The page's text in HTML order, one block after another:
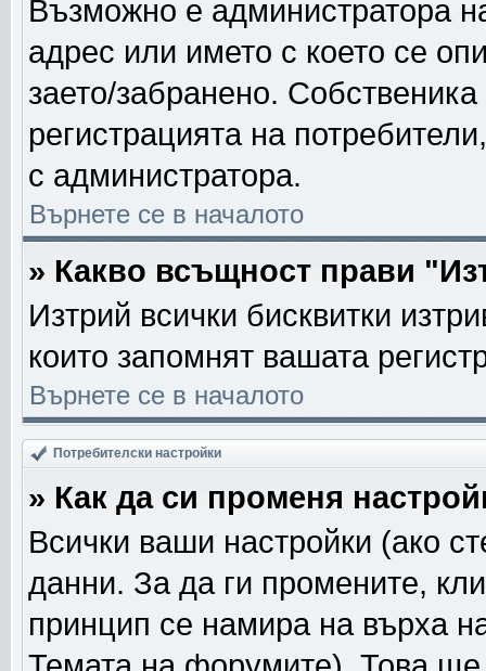
Възможно е администратора
адрес или името с което се
заето/забранено.
регистрацията на
с администратора.
Върнете се в началото
» Какво всъщност прави
Изтрий всички бисквитки
които запомнят вашата
Върнете се в началото
Потребителски настройки
» Как да си променя
Всички ваши настройки (ако
данни. За да ги промените,
принцип се намира на върха